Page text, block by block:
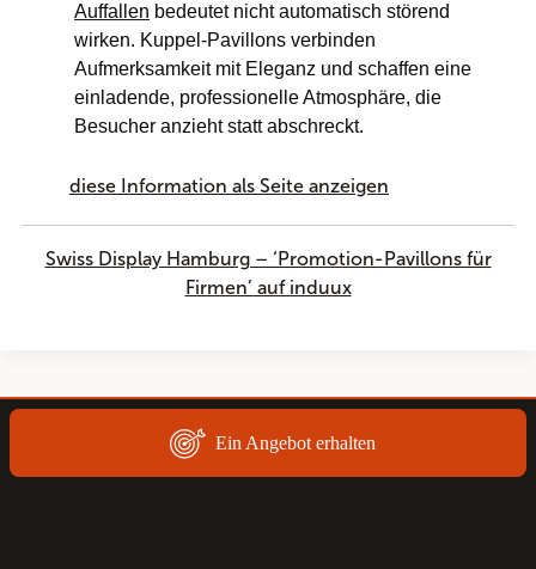
Auffallen bedeutet nicht automatisch störend
wirken. Kuppel-Pavillons verbinden
Aufmerksamkeit mit Eleganz und schaffen eine
einladende, professionelle Atmosphäre, die
Besucher anzieht statt abschreckt.
diese Information als Seite anzeigen
Swiss Display Hamburg – ‘Promotion-Pavillons für
Firmen’ auf induux
Ein Angebot erhalten